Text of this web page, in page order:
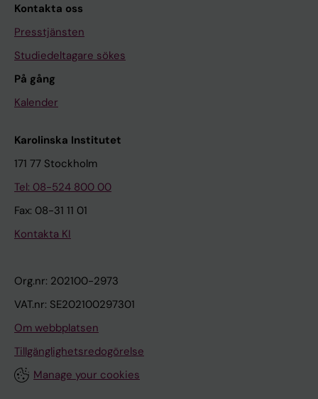
Kontakta oss
Presstjänsten
Studiedeltagare sökes
På gång
Kalender
Karolinska Institutet
171 77 Stockholm
Tel: 08-524 800 00
Fax: 08-31 11 01
Kontakta KI
Org.nr: 202100-2973
VAT.nr: SE202100297301
Om webbplatsen
Tillgänglighetsredogörelse
Manage your cookies